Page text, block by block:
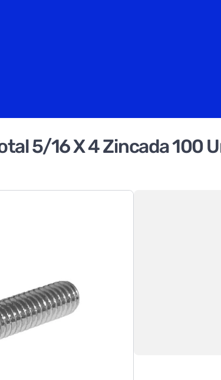
5/16 X 4 Zincada 100